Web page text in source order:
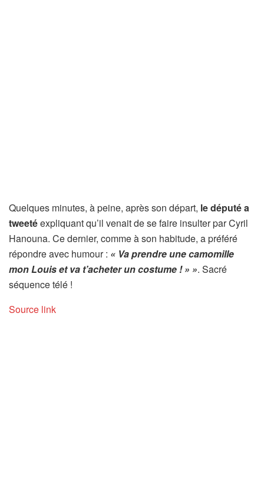
Quelques minutes, à peine, après son départ, le député a
tweetéexpliquant qu’il venait de se faire insulter par Cyril
Hanouna. Ce dernier, comme à son habitude, a préféré
répondre avec humour : « Va prendre une camomille
mon Louis et va t’acheter un costume ! » ». Sacré
séquence télé !
Source link